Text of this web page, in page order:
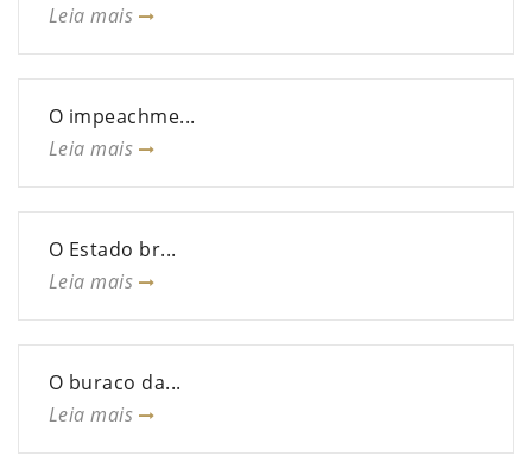
Leia mais
O impeachme...
Leia mais
O Estado br...
Leia mais
O buraco da...
Leia mais